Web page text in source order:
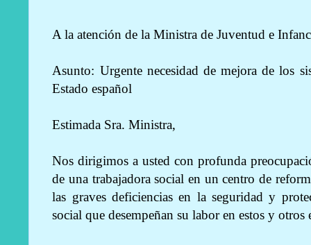
A la atención de la Ministra de Juventud e
Asunto: Urgente necesidad de mejora de los
Estado español
Estimada Sra. Ministra,
Nos dirigimos a usted con profunda
de una trabajadora social en un centro de
las graves deficiencias en la seguridad y
social que desempeñan su labor en estos y